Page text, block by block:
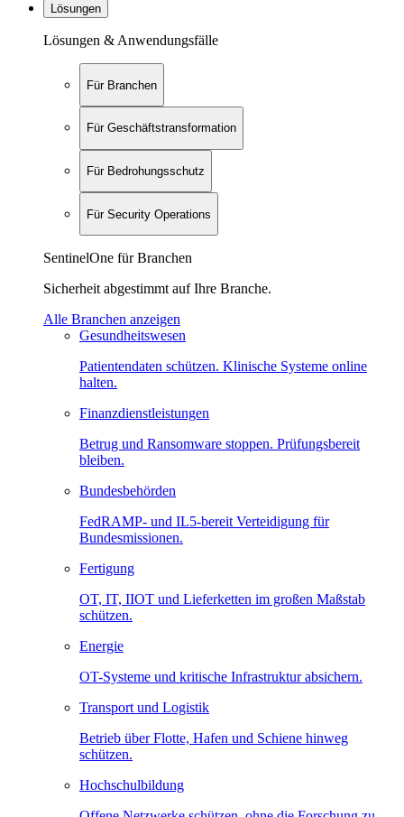
Lösungen
Lösungen & Anwendungsfälle
Für Branchen
Für Geschäftstransformation
Für Bedrohungsschutz
Für Security Operations
SentinelOne für Branchen
Sicherheit abgestimmt auf Ihre Branche.
Alle Branchen anzeigen
Gesundheitswesen
Patientendaten schützen. Klinische Systeme online
halten.
Finanzdienstleistungen
Betrug und Ransomware stoppen. Prüfungsbereit
bleiben.
Bundesbehörden
FedRAMP- und IL5-bereit Verteidigung für
Bundesmissionen.
Fertigung
OT, IT, IIOT und Lieferketten im großen Maßstab
schützen.
Energie
OT-Systeme und kritische Infrastruktur absichern.
Transport und Logistik
Betrieb über Flotte, Hafen und Schiene hinweg
schützen.
Hochschulbildung